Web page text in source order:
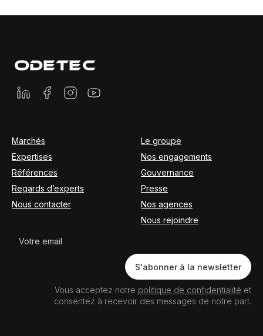
Marchés
Expertises
Références
Regards d’experts
Nous contacter
Le groupe
Nos engagements
Gouvernance
Presse
Nos agences
Nous rejoindre
S'abonner à la newsletter
Vous acceptez notre politique de confidentialité et
consentez à recevoir des messages de notre part.